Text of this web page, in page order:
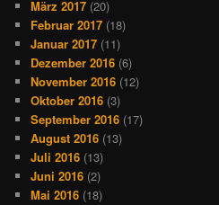
März 2017 (20)
Februar 2017 (18)
Januar 2017 (11)
Dezember 2016 (6)
November 2016 (12)
Oktober 2016 (3)
September 2016 (17)
August 2016 (13)
Juli 2016 (13)
Juni 2016 (2)
Mai 2016 (18)